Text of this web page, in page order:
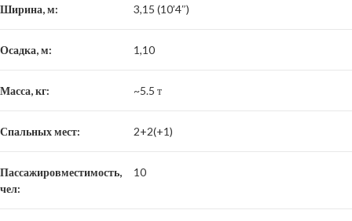
Ширина, м: 3,15 (10’4″)
Осадка, м: 1,10
Масса, кг: ~5.5 т
Спальных мест: 2+2(+1)
Пассажировместимость,
чел:
10